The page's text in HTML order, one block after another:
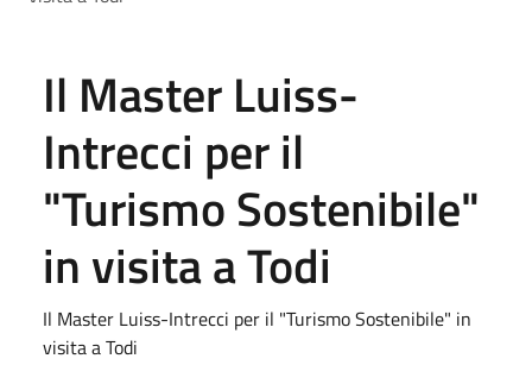
Il Master Luiss-
Intrecci per il
"Turismo Sostenibile"
in visita a Todi
Il Master Luiss-Intrecci per il "Turismo Sostenibile" in
visita a Todi